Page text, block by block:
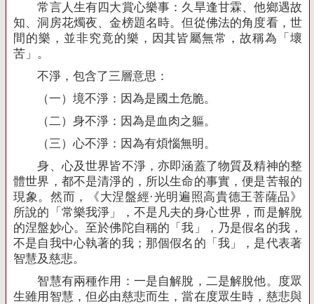
常言人生有四大賞心樂事：久旱逢甘霖、他鄉遇故
知、洞房花燭夜、金榜題名時。但從佛法的角度看，世
間的樂，並非究竟的樂，因其皆屬無常，故稱為「壞
苦」。
不淨，包含了三層意思：
（一）境不淨：因為是國土危脆。
（二）身不淨：因為是血肉之軀。
（三）心不淨：因為有煩惱無明。
身、心及世界皆不淨，亦即涵蓋了物質及精神的整
體世界，都不是清淨的，所以生命的事實，便是苦報的
現象。然而，《大涅盤經·光明遍照高貴德王菩薩品》
所說的「常樂我淨」，不是凡夫的身心世界，而是解脫
的涅盤妙心。至於佛陀自稱的「我」，乃是假名的我，
不是自我中心執著的我；那個假名的「我」，是代表著
智慧及慈悲。
智慧有兩種作用：一是自解脫，二是解脫他。度眾
生雖用智慧，但必由慈悲而生，當在度眾生時，慈悲與